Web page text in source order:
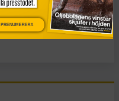
Gaza
PRENUMERERA